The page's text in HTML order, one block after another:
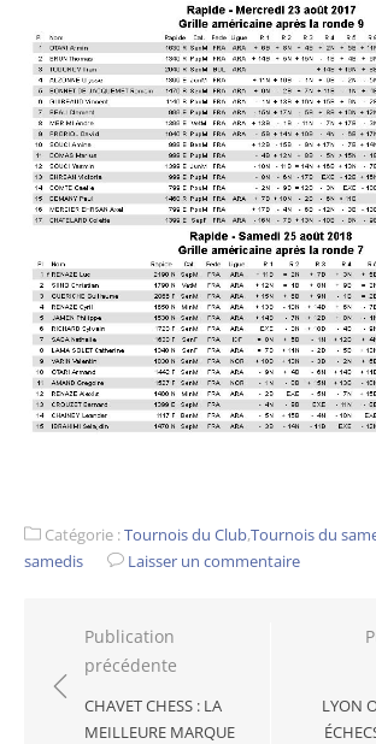
Catégorie :Tournois du Club,Tournois du
samedis
Laisser un commentaire
Navigation
de
l’article
Publication
précédente
CHAVET CHESS : LA
MEILLEURE MARQUE
LYON